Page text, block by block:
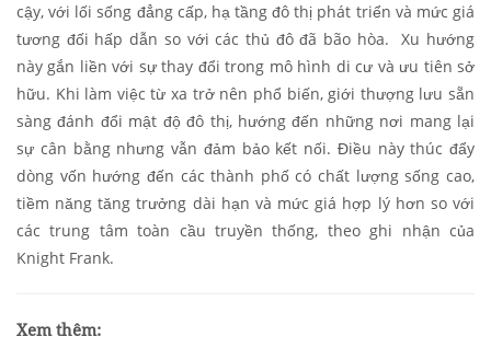
cậy, với lối sống đẳng cấp, hạ tầng đô thị phát triển và mức giá
tương đối hấp dẫn so với các thủ đô đã bão hòa. Xu hướng
này gắn liền với sự thay đổi trong mô hình di cư và ưu tiên sở
hữu. Khi làm việc từ xa trở nên phổ biến, giới thượng lưu sẵn
sàng đánh đổi mật độ đô thị, hướng đến những nơi mang lại
sự cân bằng nhưng vẫn đảm bảo kết nối. Điều này thúc đẩy
dòng vốn hướng đến các thành phố có chất lượng sống cao,
tiềm năng tăng trưởng dài hạn và mức giá hợp lý hơn so với
các trung tâm toàn cầu truyền thống, theo ghi nhận của
Knight Frank.
Xem thêm: